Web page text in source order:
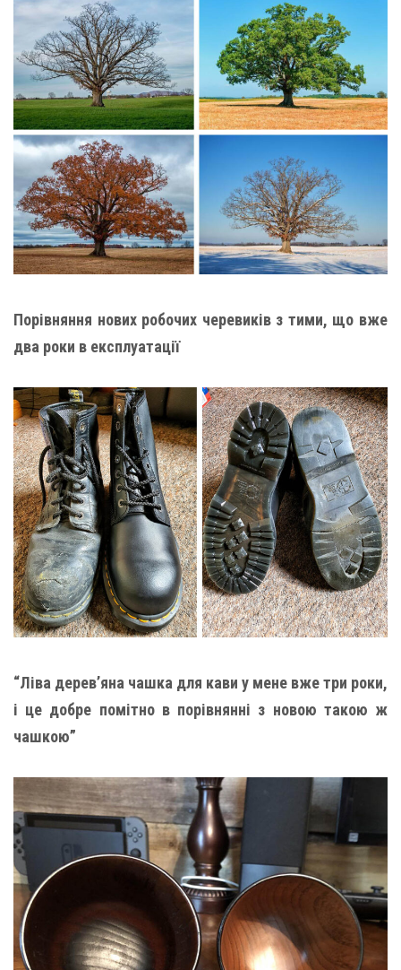
Порівняння нових робочих черевиків з тими, що вже
два роки в експлуатації
“Ліва дерев’яна чашка для кави у мене вже три роки,
і це добре помітно в порівнянні з новою такою ж
чашкою”